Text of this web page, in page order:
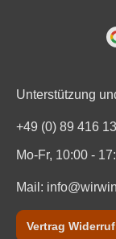
Unterstützung
+49 (0) 89 416
Mo-Fr, 10:00 -
Mail:
Vertrag Widerruf